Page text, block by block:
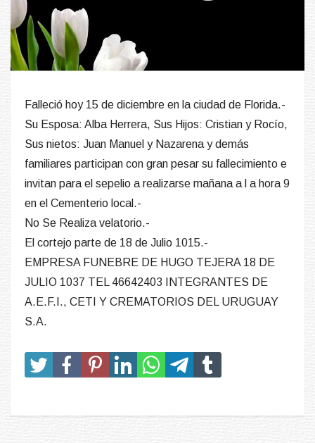
Falleció hoy 15 de diciembre en la ciudad de Florida.-
Su Esposa: Alba Herrera, Sus Hijos: Cristian y Rocío,
Sus nietos: Juan Manuel y Nazarena y demás
familiares participan con gran pesar su fallecimiento e
invitan para el sepelio a realizarse mañana a l a hora 9
en el Cementerio local.-
No Se Realiza velatorio.-
El cortejo parte de 18 de Julio 1015.-
EMPRESA FUNEBRE DE HUGO TEJERA 18 DE
JULIO 1037 TEL 46642403 INTEGRANTES DE
A.E.F.I., CETI Y CREMATORIOS DEL URUGUAY
S.A.